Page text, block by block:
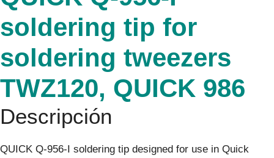
soldering tip for
soldering tweezers
TWZ120, QUICK 986
Descripción
QUICK Q-956-I soldering tip designed for use in Quick